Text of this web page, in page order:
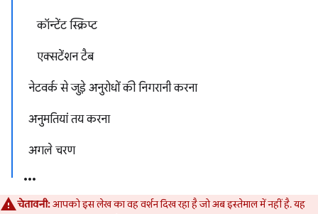
कॉन्टेंट स्क्रिप्ट
एक्सटेंशन टैब
नेटवर्क से जुड़े अनुरोधों की निगरानी करना
अनुमतियां तय करना
अगले चरण
चेतावनी:आपको इस लेख का वह वर्शन दिख रहा है जो अब इस्तेमाल में नहीं है. यह